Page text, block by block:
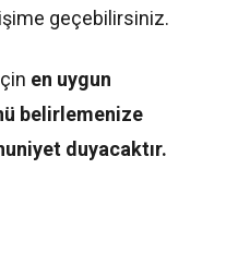
geçebilirsiniz.
en uygun
belirlemenize
duyacaktır.